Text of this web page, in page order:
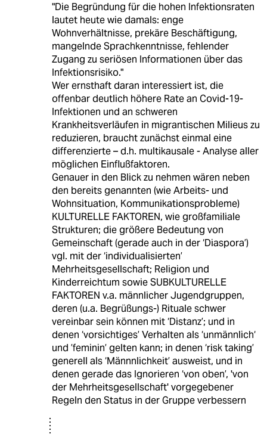
"Die Begründung für die hohen Infektionsraten
lautet heute wie damals: enge
Wohnverhältnisse, prekäre Beschäftigung,
mangelnde Sprachkenntnisse, fehlender
Zugang zu seriösen Informationen über das
Infektionsrisiko."
Wer ernsthaft daran interessiert ist, die
offenbar deutlich höhere Rate an Covid-19-
Infektionen und an schweren
Krankheitsverläufen in migrantischen Milieus zu
reduzieren, braucht zunächst einmal eine
differenzierte – d.h. multikausale - Analyse aller
möglichen Einflußfaktoren.
Genauer in den Blick zu nehmen wären neben
den bereits genannten (wie Arbeits- und
Wohnsituation, Kommunikationsprobleme)
KULTURELLE FAKTOREN, wie großfamiliale
Strukturen; die größere Bedeutung von
Gemeinschaft (gerade auch in der ‘Diaspora’)
vgl. mit der ‘individualisierten’
Mehrheitsgesellschaft; Religion und
Kinderreichtum sowie SUBKULTURELLE
FAKTOREN v.a. männlicher Jugendgruppen,
deren (u.a. Begrüßungs-) Rituale schwer
vereinbar sein können mit ‘Distanz’; und in
denen ‘vorsichtiges’ Verhalten als ‘unmännlich‘
und ’feminin’ gelten kann; in denen ‘risk taking’
generell als ‘Männnlichkeit’ ausweist, und in
denen gerade das Ignorieren ‘von oben’, 'von
der Mehrheitsgesellschaft' vorgegebener
Regeln den Status in der Gruppe verbessern